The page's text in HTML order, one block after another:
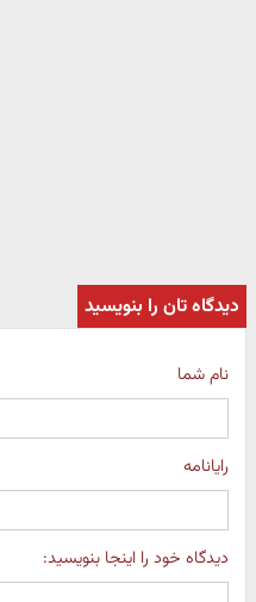
دیدگاه تان را بنویسید
نام شما
رایانامه
دیدگاه خود را اینجا بنویسید: